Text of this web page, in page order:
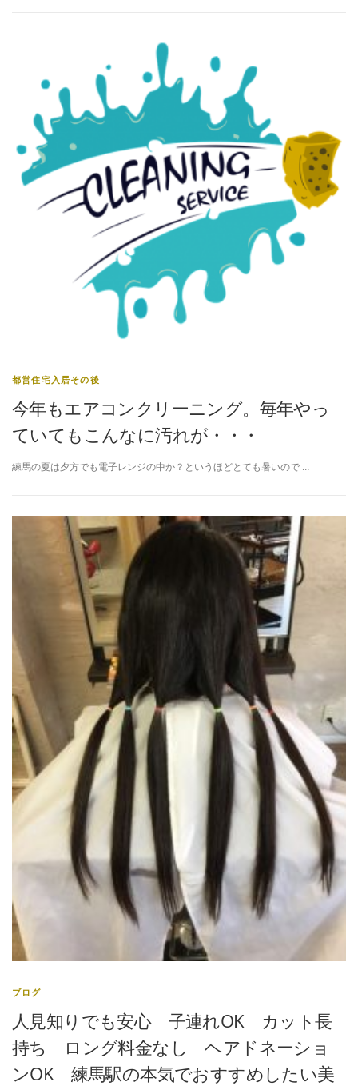
都営住宅入居その後
今年もエアコンクリーニング。毎年やっ
ていてもこんなに汚れが・・・
練馬の夏は夕方でも電子レンジの中か？というほどとても暑いので …
ブログ
人見知りでも安心 子連れOK カット長
持ち ロング料金なし ヘアドネーショ
ンOK 練馬駅の本気でおすすめしたい美